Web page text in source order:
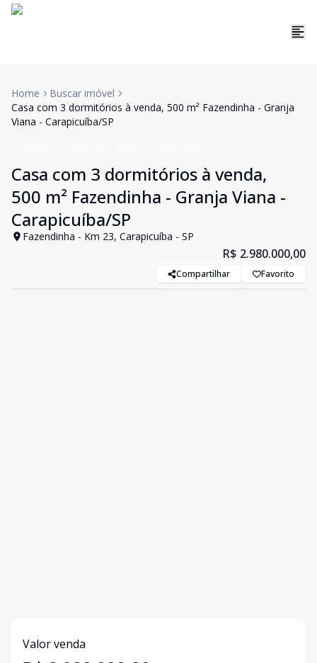
Home
Buscar imóvel
Casa com 3 dormitórios à venda, 500 m² Fazendinha - Granja
Viana - Carapicuíba/SP
Casa com 3 dormitórios à venda,
500 m² Fazendinha - Granja Viana -
Carapicuíba/SP
Fazendinha - Km 23, Carapicuíba - SP
R$ 2.980.000,00
Compartilhar Favorito
Valor venda